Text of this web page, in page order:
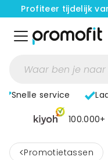
Profiteer tijdelijk
Snelle service
< Promotietassen